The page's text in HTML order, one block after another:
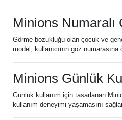
Minions Numaralı
Görme bozukluğu olan çocuk ve
model, kullanıcının göz
Minions Günlük
Günlük kullanım için tasarlanan
kullanım deneyimi yaşamasını